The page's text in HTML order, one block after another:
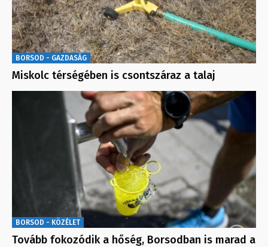
BORSOD - GAZDASÁG
Miskolc térségében is csontszáraz a talaj
BORSOD - KÖZÉLET
Tovább fokozódik a hőség, Borsodban is marad a